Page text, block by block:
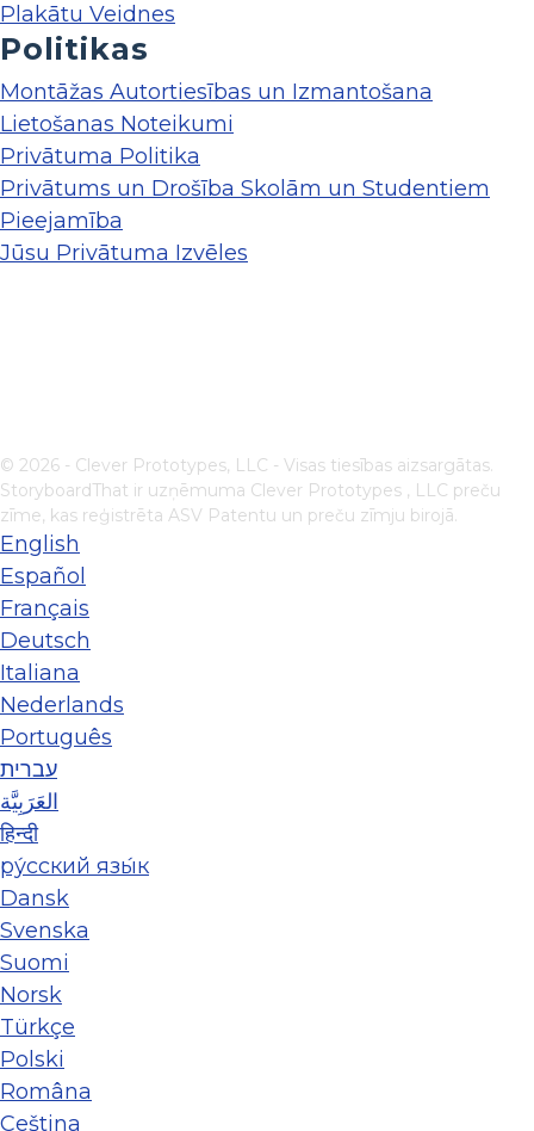
Plakātu Veidnes
Politikas
Montāžas Autortiesības un Izmantošana
Lietošanas Noteikumi
Privātuma Politika
Privātums un Drošība Skolām un Studentiem
Pieejamība
Jūsu Privātuma Izvēles
© 2026 - Clever Prototypes, LLC - Visas tiesības aizsargātas.
StoryboardThat ir uzņēmuma Clever Prototypes , LLC preču
zīme, kas reģistrēta ASV Patentu un preču zīmju birojā.
English
Español
Français
Deutsch
Italiana
Nederlands
Português
עברית
العَرَبِيَّة
हिन्दी
ру́сский язы́к
Dansk
Svenska
Suomi
Norsk
Türkçe
Polski
Româna
Ceština